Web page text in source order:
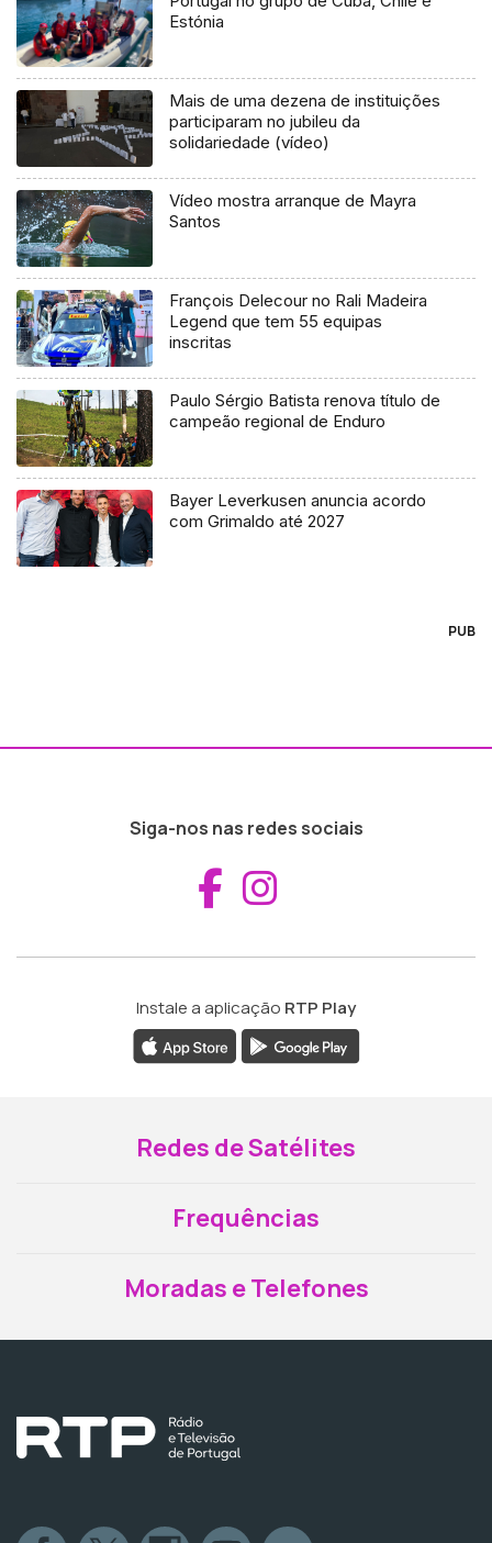
Estónia
Mais de uma dezena de instituições
participaram no jubileu da
solidariedade (vídeo)
Vídeo mostra arranque de Mayra
Santos
François Delecour no Rali Madeira
Legend que tem 55 equipas
inscritas
Paulo Sérgio Batista renova título de
campeão regional de Enduro
Bayer Leverkusen anuncia acordo
com Grimaldo até 2027
PUB
Siga-nos nas redes sociais
Aceder ao
Instale a aplicação RTP Play
Redes de Satélites
Frequências
Moradas e Telefones